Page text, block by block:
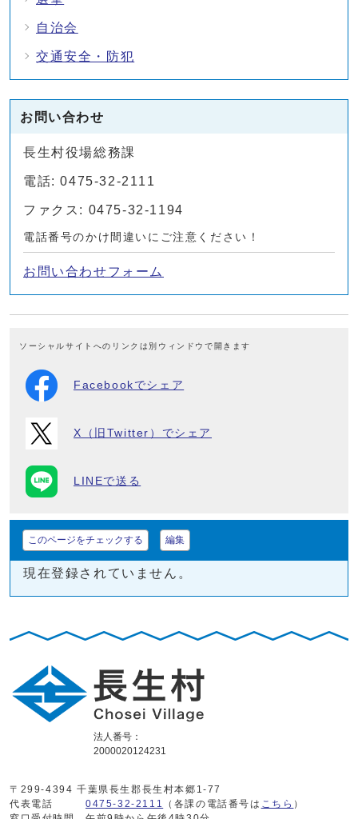
自治会
交通安全・防犯
お問い合わせ
長生村役場総務課
電話: 0475-32-2111
ファクス: 0475-32-1194
電話番号のかけ間違いにご注意ください！
お問い合わせフォーム
ソーシャルサイトへのリンクは別ウィンドウで開きます
Facebookでシェア
X（旧Twitter）でシェア
LINEで送る
このページをチェックする 編集
現在登録されていません。
法人番号：
2000020124231
〒299-4394 千葉県長生郡長生村本郷1-77
代表電話
0475-32-2111 （各課の電話番号は こちら ）